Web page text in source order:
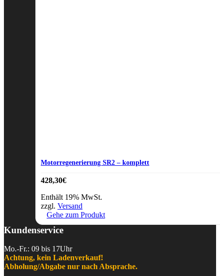
Motorregenerierung SR2 – komplett
428,30€
Enthält 19% MwSt.
zzgl. Versand
Gehe zum Produkt
Kundenservice
Mo.-Fr.: 09 bis 17Uhr
Achtung, kein Ladenverkauf!
Abholung/Abgabe nur nach Absprache.